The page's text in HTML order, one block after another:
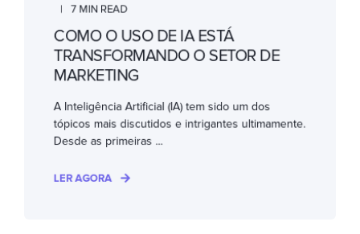
7 MIN READ
COMO O USO DE IA ESTÁ
TRANSFORMANDO O SETOR DE
MARKETING
A Inteligência Artificial (IA) tem sido um dos
tópicos mais discutidos e intrigantes ultimamente.
Desde as primeiras ...
LER AGORA